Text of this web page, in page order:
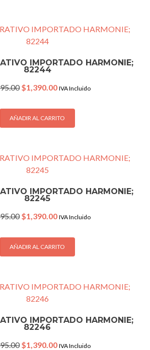
IMPORTADO HARMONIE;
82244
Original
was:
$1,995.00.
$1,390.00Current
is:
$1,390.00.
IVA Incluido
AÑADIR AL CARRITO
IMPORTADO HARMONIE;
82245
Original
was:
$1,995.00.
$1,390.00Current
is:
$1,390.00.
IVA Incluido
AÑADIR AL CARRITO
IMPORTADO HARMONIE;
82246
Original
$1,390.00Current
IVA Incluido